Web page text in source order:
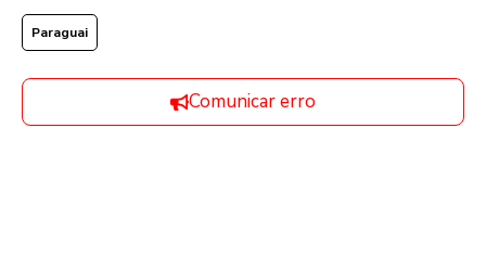
Paraguai
Comunicar erro